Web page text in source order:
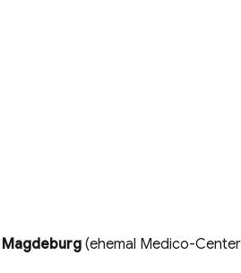
Magdeburg (ehemal Medico-